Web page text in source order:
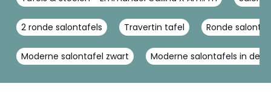
2 ronde salontafels Travertin tafel Ronde
Moderne salontafel zwart Moderne salontafels in de